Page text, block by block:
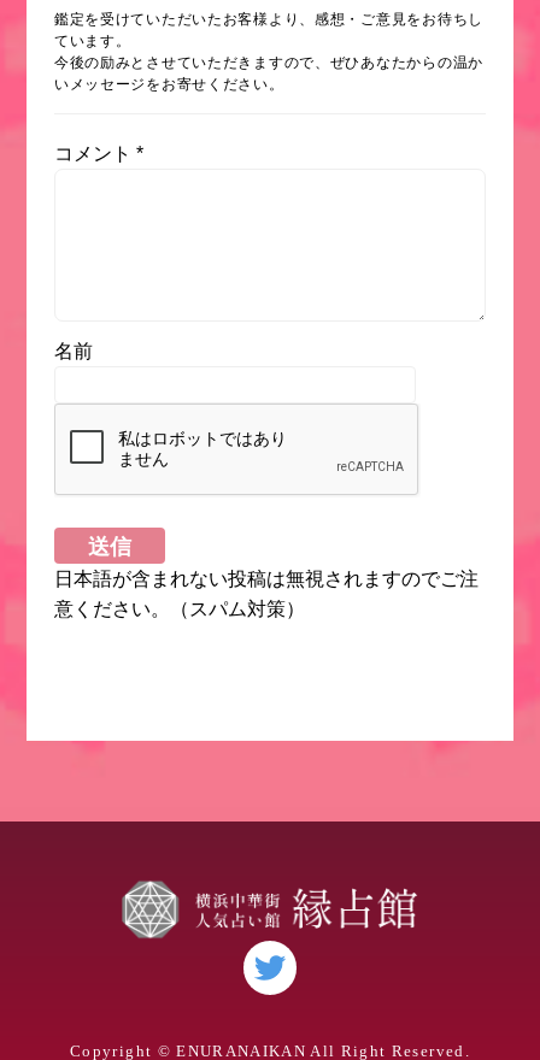
鑑定を受けていただいたお客様より、感想・ご意見をお待ちし
ています。
今後の励みとさせていただきますので、ぜひあなたからの温か
いメッセージをお寄せください。
コメント *
名前
日本語が含まれない投稿は無視されますのでご注
意ください。（スパム対策）
Copyright © ENURANAIKAN All Right Reserved.